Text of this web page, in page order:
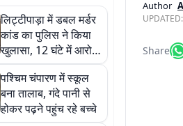
लिट्टीपाड़ा में डबल मर्डर
कांड का पुलिस ने किया
खुलासा, 12 घंटे में आरोपी
गिरफ्तार
पश्चिम चंपारण में स्कूल
बना तालाब, गंदे पानी से
होकर पढ़ने पहुंच रहे बच्चे
Author
UPDATED:
Share